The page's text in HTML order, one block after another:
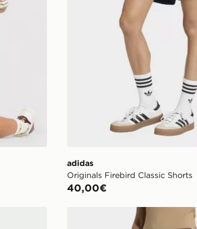
https://www.jdsports.it/track-my-order/
adidas
Originals Firebird Classic Shorts
40,00€
adidas Short Firebird